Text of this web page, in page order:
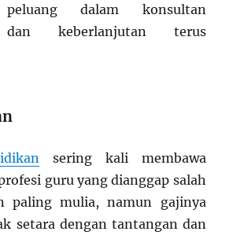
dalam konsultan
dan keberlanjutan terus
sering kali membawa
guru yang dianggap salah
paling mulia, namun gajinya
setara dengan tantangan dan